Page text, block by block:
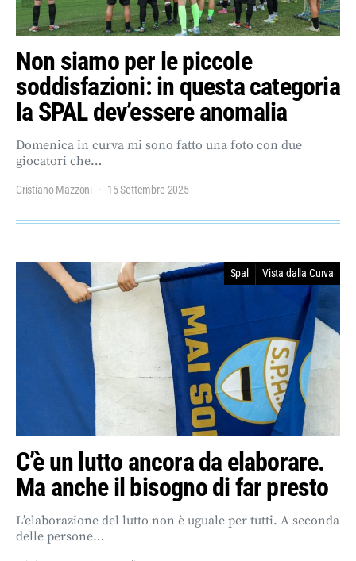
Non siamo per le piccole
soddisfazioni: in questa categoria
la SPAL dev’essere anomalia
Domenica in curva mi sono fatto una foto con due
giocatori che…
Cristiano Mazzoni 15 Settembre 2025
Spal Vista dalla Curva
C’è un lutto ancora da elaborare.
Ma anche il bisogno di far presto
L’elaborazione del lutto non è uguale per tutti. A seconda
delle persone…